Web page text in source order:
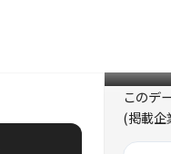
このデ
(掲載企